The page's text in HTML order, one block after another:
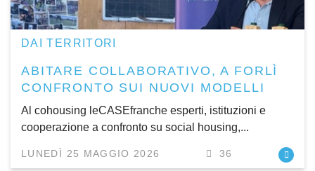
DAI TERRITORI
ABITARE COLLABORATIVO, A FORLÌ
CONFRONTO SUI NUOVI MODELLI
Al cohousing leCASEfranche esperti, istituzioni e
cooperazione a confronto su social housing,...
LUNEDÌ 25 MAGGIO 2026 36